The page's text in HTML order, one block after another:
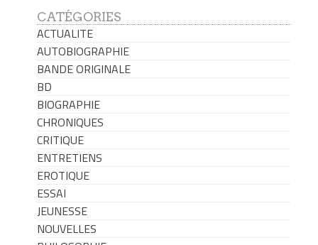
CATÉGORIES
ACTUALITE
AUTOBIOGRAPHIE
BANDE ORIGINALE
BD
BIOGRAPHIE
CHRONIQUES
CRITIQUE
ENTRETIENS
EROTIQUE
ESSAI
JEUNESSE
NOUVELLES